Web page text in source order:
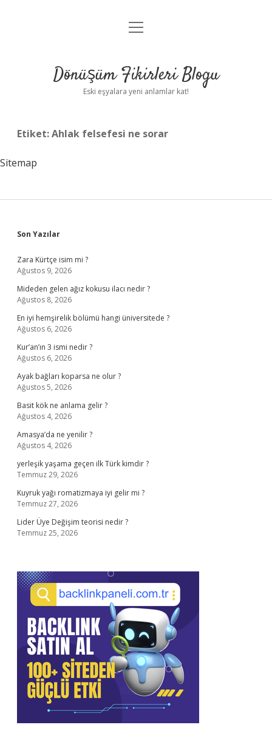
Anasayfa
Yasal Uyarı
menüyü
Dönüşüm Fikirleri Blogu
Eski eşyalara yeni anlamlar kat!
Etiket:Ahlak felsefesi ne sorar
Sitemap
Sidebar
Son Yazılar
Zara Kürtçe isim mi ?
Ağustos 9, 2026
Mideden gelen ağız kokusu ilacı nedir ?
Ağustos 8, 2026
En iyi hemşirelik bölümü hangi üniversitede ?
Ağustos 6, 2026
Kur’an’ın 3 ismi nedir ?
Ağustos 6, 2026
Ayak bağları koparsa ne olur ?
Ağustos 5, 2026
Basit kök ne anlama gelir ?
Ağustos 4, 2026
Amasya’da ne yenilir ?
Ağustos 4, 2026
yerleşik yaşama geçen ilk Türk kimdir ?
Temmuz 29, 2026
Kuyruk yağı romatizmaya iyi gelir mi ?
Temmuz 27, 2026
Lider Üye Değişim teorisi nedir ?
Temmuz 25, 2026